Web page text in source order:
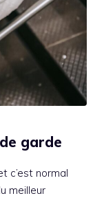
garde
c’est normal
meilleur